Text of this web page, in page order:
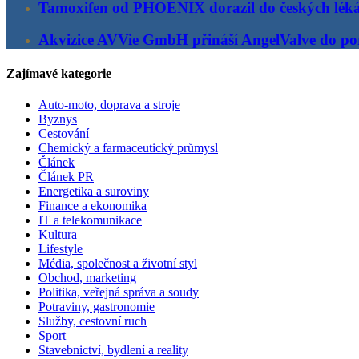
Tamoxifen od PHOENIX dorazil do českých
Akvizice AVVie GmbH přináší AngelValve do
Zajímavé kategorie
Auto-moto, doprava a stroje
Byznys
Cestování
Chemický a farmaceutický průmysl
Článek
Článek PR
Energetika a suroviny
Finance a ekonomika
IT a telekomunikace
Kultura
Lifestyle
Média, společnost a životní styl
Obchod, marketing
Politika, veřejná správa a soudy
Potraviny, gastronomie
Služby, cestovní ruch
Sport
Stavebnictví, bydlení a reality